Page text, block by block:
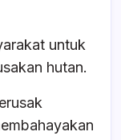
untuk
hutan.